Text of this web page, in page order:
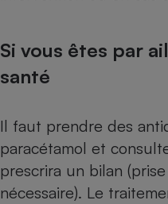
Si vous êtes par
santé
Il faut prendre des
paracétamol et
prescrira un bilan
nécessaire). Le